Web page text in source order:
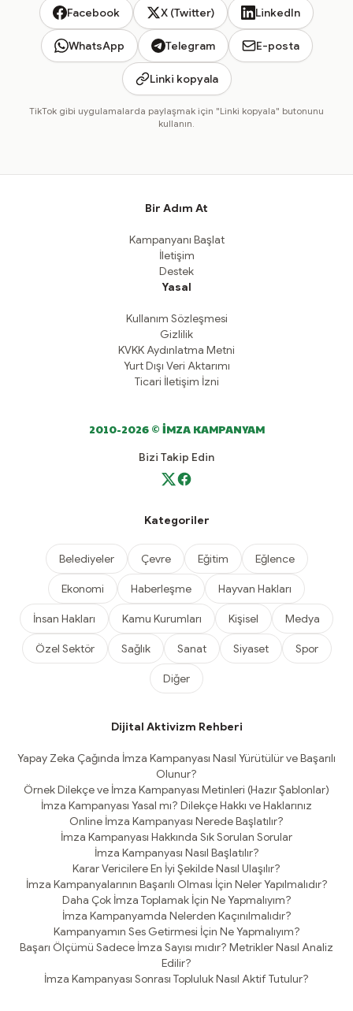
Facebook X (Twitter) LinkedIn
WhatsApp Telegram E-posta
Linki kopyala
TikTok gibi uygulamalarda paylaşmak için "Linki kopyala" butonunu
kullanın.
Bir Adım At
Kampanyanı Başlat
İletişim
Destek
Yasal
Kullanım Sözleşmesi
Gizlilik
KVKK Aydınlatma Metni
Yurt Dışı Veri Aktarımı
Ticari İletişim İzni
2010-2026 © İMZA KAMPANYAM
Bizi Takip Edin
Kategoriler
Belediyeler Çevre Eğitim Eğlence
Ekonomi Haberleşme Hayvan Hakları
İnsan Hakları Kamu Kurumları Kişisel Medya
Özel Sektör Sağlık Sanat Siyaset Spor
Diğer
Dijital Aktivizm Rehberi
Yapay Zeka Çağında İmza Kampanyası Nasıl Yürütülür ve Başarılı
Olunur?
Örnek Dilekçe ve İmza Kampanyası Metinleri (Hazır Şablonlar)
İmza Kampanyası Yasal mı? Dilekçe Hakkı ve Haklarınız
Online İmza Kampanyası Nerede Başlatılır?
İmza Kampanyası Hakkında Sık Sorulan Sorular
İmza Kampanyası Nasıl Başlatılır?
Karar Vericilere En İyi Şekilde Nasıl Ulaşılır?
İmza Kampanyalarının Başarılı Olması İçin Neler Yapılmalıdır?
Daha Çok İmza Toplamak İçin Ne Yapmalıyım?
İmza Kampanyamda Nelerden Kaçınılmalıdır?
Kampanyamın Ses Getirmesi İçin Ne Yapmalıyım?
Başarı Ölçümü Sadece İmza Sayısı mıdır? Metrikler Nasıl Analiz
Edilir?
İmza Kampanyası Sonrası Topluluk Nasıl Aktif Tutulur?